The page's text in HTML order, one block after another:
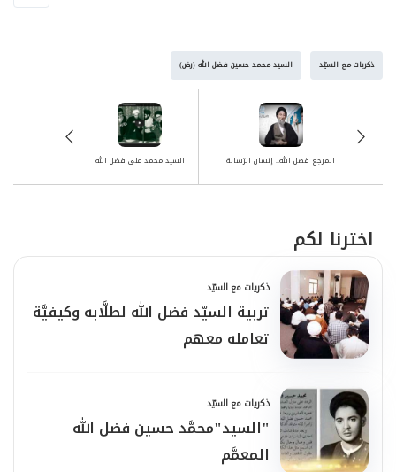
ذكريات مع السيّد السيد محمد حسين فضل الله (رض)
السيد محمد علي فضل الله المرجع فضل الله.. إنسان الرّسالة
اخترنا لكم
ذكريات مع السيّد
تربية السيّد فضل الله لطلَّابه وكيفيَّة
تعامله معهم
ذكريات مع السيّد
"السيد"محمَّد حسين فضل الله
المعمَّم